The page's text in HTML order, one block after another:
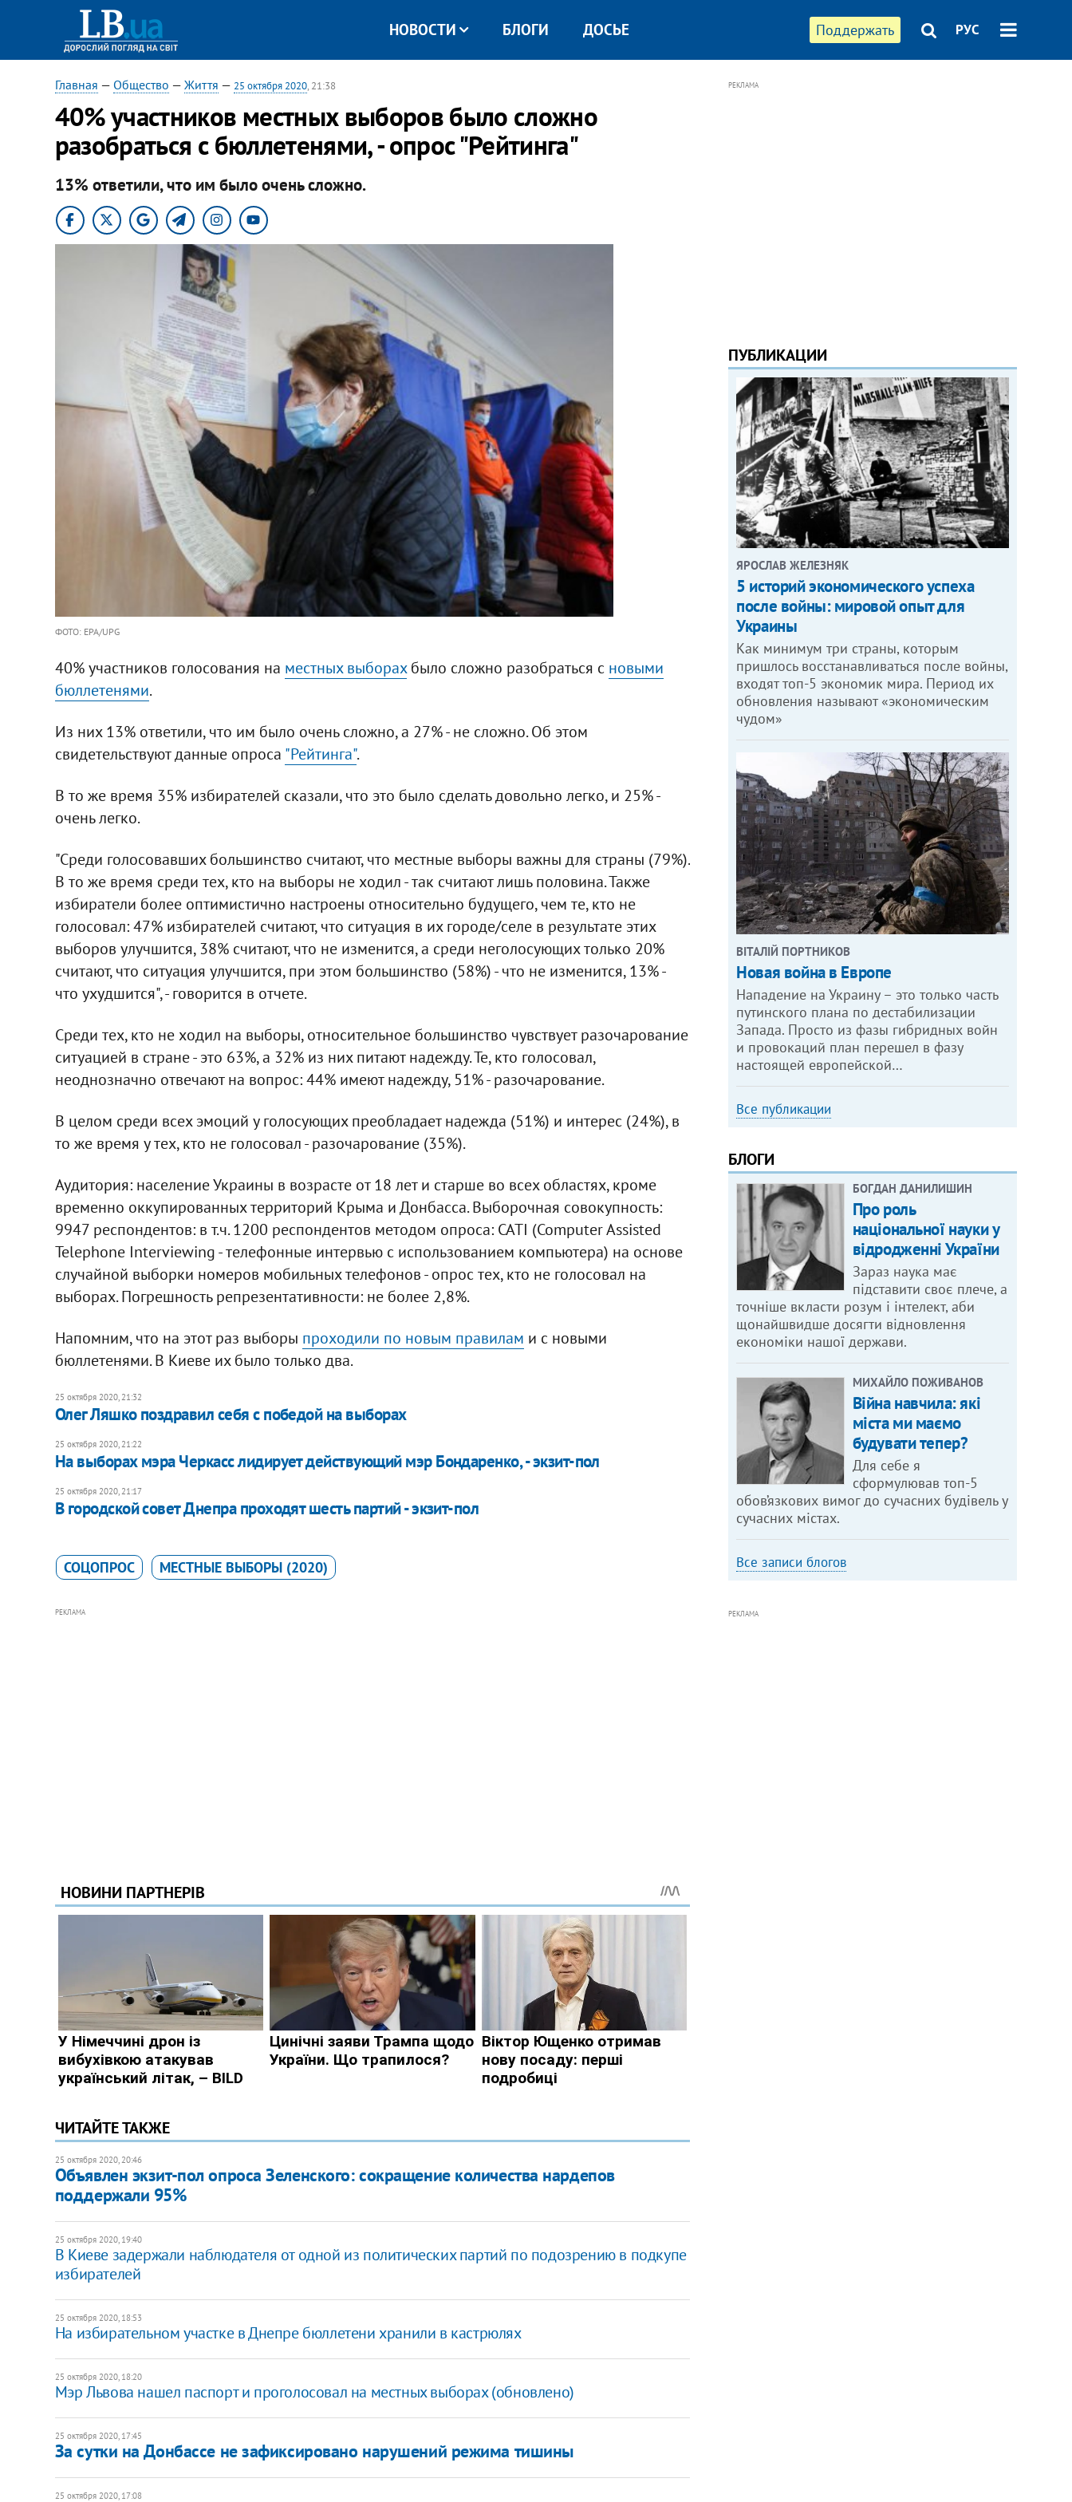
Поддержать РУС
НОВОСТИ БЛОГИ ДОСЬЕ
Главная — Общество — Життя — 25 октября 2020, 21:38
40% участников местных выборов было сложно
разобраться с бюллетенями, - опрос "Рейтинга"
13% ответили, что им было очень сложно.
ФОТО: EPA/UPG
40% участников голосования на местных выборахбыло сложно разобраться с новыми
бюллетенями.
Из них 13% ответили, что им было очень сложно, а 27% - не сложно. Об этом
свидетельствуют данные опроса "Рейтинга".
В то же время 35% избирателей сказали, что это было сделать довольно легко, и 25% -
очень легко.
"Среди голосовавших большинство считают, что местные выборы важны для страны (79%).
В то же время среди тех, кто на выборы не ходил - так считают лишь половина. Также
избиратели более оптимистично настроены относительно будущего, чем те, кто не
голосовал: 47% избирателей считают, что ситуация в их городе/селе в результате этих
выборов улучшится, 38% считают, что не изменится, а среди неголосующих только 20%
считают, что ситуация улучшится, при этом большинство (58%) - что не изменится, 13% -
что ухудшится", - говорится в отчете.
Среди тех, кто не ходил на выборы, относительное большинство чувствует разочарование
ситуацией в стране - это 63%, а 32% из них питают надежду. Те, кто голосовал,
неоднозначно отвечают на вопрос: 44% имеют надежду, 51% - разочарование.
В целом среди всех эмоций у голосующих преобладает надежда (51%) и интерес (24%), в
то же время у тех, кто не голосовал - разочарование (35%).
Аудитория: население Украины в возрасте от 18 лет и старше во всех областях, кроме
временно оккупированных территорий Крыма и Донбасса. Выборочная совокупность:
9947 респондентов: в т.ч. 1200 респондентов методом опроса: CATI (Computer Assisted
Telephone Interviewing - телефонные интервью с использованием компьютера) на основе
случайной выборки номеров мобильных телефонов - опрос тех, кто не голосовал на
выборах. Погрешность репрезентативности: не более 2,8%.
Напомним, что на этот раз выборы проходили по новым правилам и с новыми
бюллетенями. В Киеве их было только два.
25 октября 2020, 21:32
Олег Ляшко поздравил себя с победой на выборах
25 октября 2020, 21:22
На выборах мэра Черкасс лидирует действующий мэр Бондаренко, - экзит-пол
25 октября 2020, 21:17
В городской совет Днепра проходят шесть партий - экзит-пол
СОЦОПРОС МЕСТНЫЕ ВЫБОРЫ (2020)
РЕКЛАМА
ЧИТАЙТЕ ТАКЖЕ
25 октября 2020, 20:46
Объявлен экзит-пол опроса Зеленского: сокращение количества нардепов
поддержали 95%
25 октября 2020, 19:40
В Киеве задержали наблюдателя от одной из политических партий по подозрению в подкупе
избирателей
25 октября 2020, 18:53
На избирательном участке в Днепре бюллетени хранили в кастрюлях
25 октября 2020, 18:20
Мэр Львова нашел паспорт и проголосовал на местных выборах (обновлено)
25 октября 2020, 17:45
За сутки на Донбассе не зафиксировано нарушений режима тишины
25 октября 2020, 17:08
РЕКЛАМА
ПУБЛИКАЦИИ
ЯРОСЛАВ ЖЕЛЕЗНЯК
5 историй экономического успеха
после войны: мировой опыт для
Украины
Как минимум три страны, которым
пришлось восстанавливаться после войны,
входят топ-5 экономик мира. Период их
обновления называют «экономическим
чудом»
ВІТАЛІЙ ПОРТНИКОВ
Новая война в Европе
Нападение на Украину – это только часть
путинского плана по дестабилизации
Запада. Просто из фазы гибридных войн
и провокаций план перешел в фазу
настоящей европейской…
Все публикации
БЛОГИ
БОГДАН ДАНИЛИШИН
Про роль
національної науки у
відродженні України
Зараз наука має
підставити своє плече, а
точніше вкласти розум і інтелект, аби
щонайшвидше досягти відновлення
економіки нашої держави.
МИХАЙЛО ПОЖИВАНОВ
Війна навчила: які
міста ми маємо
будувати тепер?
Для себе я
сформулював топ-5
обов’язкових вимог до сучасних будівель у
сучасних містах.
Все записи блогов
РЕКЛАМА